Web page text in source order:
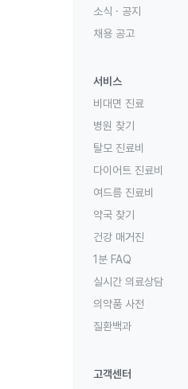
소식 · 공지
채용 공고
서비스
비대면 진료
병원 찾기
탈모 진료비
다이어트 진료비
여드름 진료비
약국 찾기
건강 매거진
1분 FAQ
실시간 의료상담
의약품 사전
질환백과
고객센터